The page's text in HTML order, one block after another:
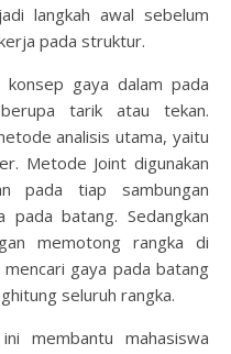
langkah awal sebelum
pada struktur.
konsep gaya dalam pada
tarik atau tekan.
analisis utama, yaitu
Metode Joint digunakan
pada tiap sambungan
pada batang. Sedangkan
memotong rangka di
gaya pada batang
seluruh rangka.
membantu mahasiswa